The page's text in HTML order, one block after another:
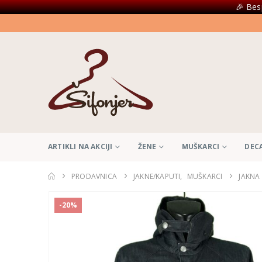
🎉
ARTIKLI NA AKCIJI ŽENE MUŠKARCI
PRODAVNICA JAKNE/KAPUTI, MUŠKARCI JAKNA
-20%